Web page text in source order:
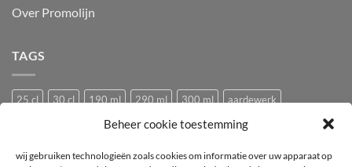
Beheer cookie toestemming
wij gebruiken technologieën zoals cookies om informatie over uw apparaat op
Over Promolijn
TAGS
25 cl 30 cl 190 ml 290 ml 300 ml
aardewerk
Bedrukking bedrukt Bedrukt wijnglas
bier
bierglas Camping glazen Caravan glazen